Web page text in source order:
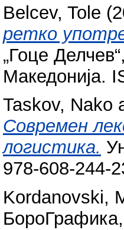
Belcev, Tole
ретко
„Гоце
Македонија.
Taskov, Nako
Современ
логистика.
978-608-244-
Kordanovski,